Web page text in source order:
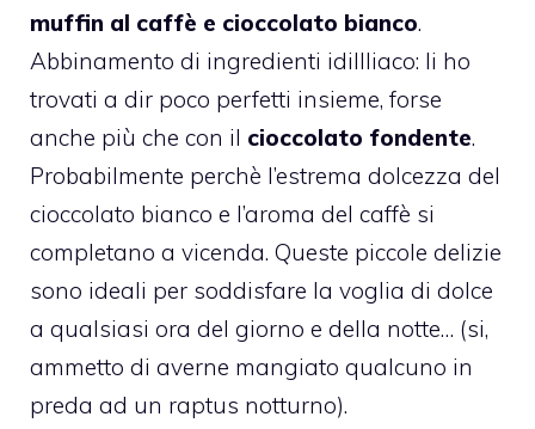
muffin al caffè e cioccolato bianco.
Abbinamento di ingredienti idillliaco: li ho
trovati a dir poco perfetti insieme, forse
anche più che con il cioccolato fondente.
Probabilmente perchè l’estrema dolcezza del
cioccolato bianco e l’aroma del caffè si
completano a vicenda. Queste piccole delizie
sono ideali per soddisfare la voglia di dolce
a qualsiasi ora del giorno e della notte… (si,
ammetto di averne mangiato qualcuno in
preda ad un raptus notturno).